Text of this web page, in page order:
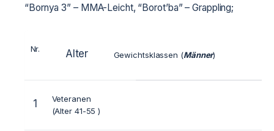
“Bornya 3” – MMA-Leicht, “Borot’ba” – Grappling;
Nr. Alter Gewichtsklassen (Männer)
1
Veteranen
(Alter 41-55 )